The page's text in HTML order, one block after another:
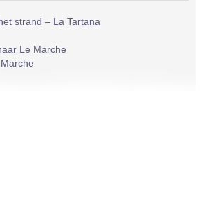
strand – La Tartana
Le Marche